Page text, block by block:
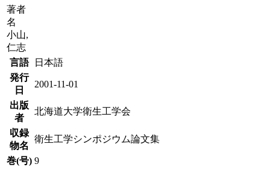
著者
名
小山,
仁志
言語
日本語
発行
日
2001-11-01
出版
者
北海道大学衛生工学会
収録
物名
衛生工学シンポジウム論文集
巻(号) 9